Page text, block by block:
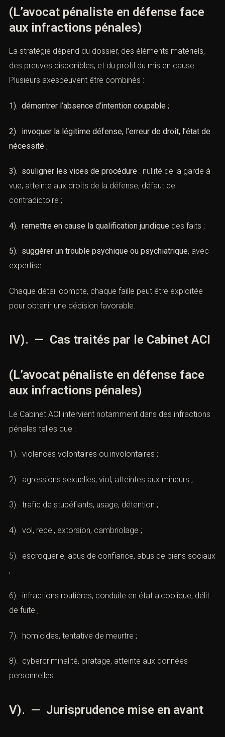
(L’avocat pénaliste en défense face
aux infractions pénales)
La stratégie dépend du dossier, des éléments matériels,
des preuves disponibles, et du profil du mis en cause.
Plusieurs axespeuvent être combinés :
1). démontrer l’absence d’intention coupable ;
2). invoquer la légitime défense, l’erreur de droit, l’état de
nécessité ;
3). souligner les vices de procédure : nullité de la garde à
vue, atteinte aux droits de la défense, défaut de
contradictoire ;
4). remettre en cause la qualification juridique des faits ;
5). suggérer un trouble psychique ou psychiatrique, avec
expertise.
Chaque détail compte, chaque faille peut être exploitée
pour obtenir une décision favorable.
IV). — Cas traités par le Cabinet ACI
(L’avocat pénaliste en défense face
aux infractions pénales)
Le Cabinet ACI intervient notamment dans des infractions
pénales telles que :
1). violences volontaires ou involontaires ;
2). agressions sexuelles, viol, atteintes aux mineurs ;
3). trafic de stupéfiants, usage, détention ;
4). vol, recel, extorsion, cambriolage ;
5). escroquerie, abus de confiance, abus de biens sociaux
;
6). infractions routières, conduite en état alcoolique, délit
de fuite ;
7). homicides, tentative de meurtre ;
8). cybercriminalité, piratage, atteinte aux données
personnelles.
V). — Jurisprudence mise en avant